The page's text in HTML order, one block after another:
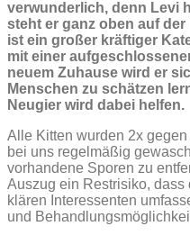
verwunderlich, denn Levi
steht er ganz oben auf
ist ein großer kräftiger
mit einer
neuem Zuhause wird er
Menschen zu schätzen
Neugier wird dabei helfen.
Alle Kitten wurden 2x
bei uns regelmäßig
vorhandene Sporen zu
Auszug ein Restrisiko,
klären Interessenten
und